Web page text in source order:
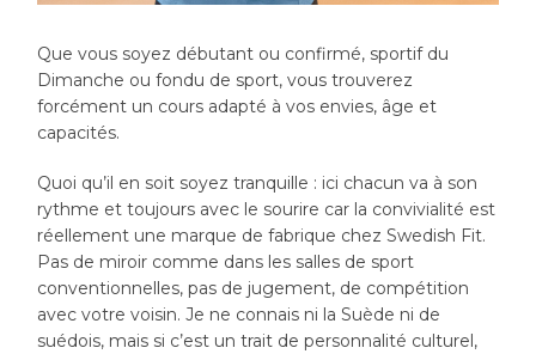
Que vous soyez débutant ou confirmé, sportif du
Dimanche ou fondu de sport, vous trouverez
forcément un cours adapté à vos envies, âge et
capacités.
Quoi qu’il en soit soyez tranquille : ici chacun va à son
rythme et toujours avec le sourire car la convivialité est
réellement une marque de fabrique chez Swedish Fit.
Pas de miroir comme dans les salles de sport
conventionnelles, pas de jugement, de compétition
avec votre voisin. Je ne connais ni la Suède ni de
suédois, mais si c’est un trait de personnalité culturel,